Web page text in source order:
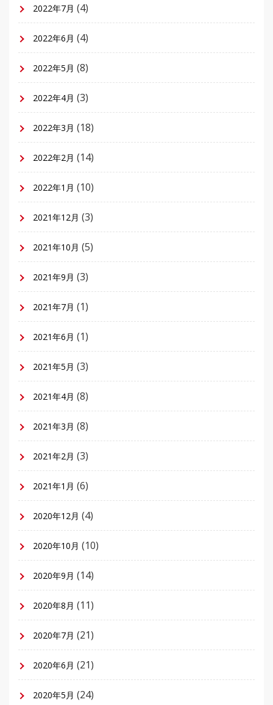
2022年7月 (4)
2022年6月 (4)
2022年5月 (8)
2022年4月 (3)
2022年3月 (18)
2022年2月 (14)
2022年1月 (10)
2021年12月 (3)
2021年10月 (5)
2021年9月 (3)
2021年7月 (1)
2021年6月 (1)
2021年5月 (3)
2021年4月 (8)
2021年3月 (8)
2021年2月 (3)
2021年1月 (6)
2020年12月 (4)
2020年10月 (10)
2020年9月 (14)
2020年8月 (11)
2020年7月 (21)
2020年6月 (21)
2020年5月 (24)